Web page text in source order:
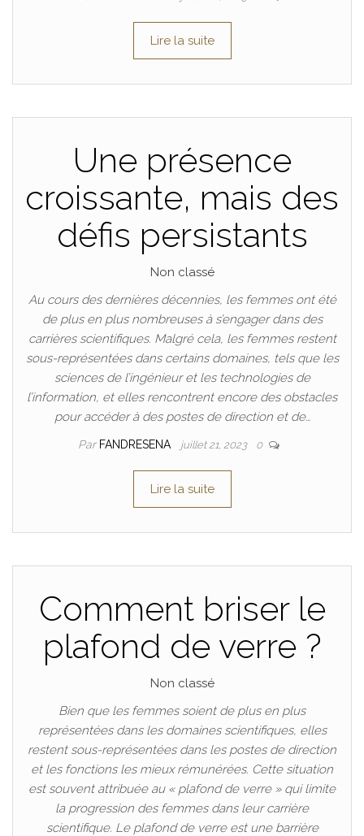
Lire la suite
Une présence
croissante, mais des
défis persistants
Non classé
Au cours des dernières décennies, les femmes ont été
de plus en plus nombreuses à s’engager dans des
carrières scientifiques. Malgré cela, les femmes restent
sous-représentées dans certains domaines, tels que les
sciences de l’ingénieur et les technologies de
l’information, et elles rencontrent encore des obstacles
pour accéder à des postes de direction et de…
Par FANDRESENA juillet 21, 2023 0
Lire la suite
Comment briser le
plafond de verre ?
Non classé
Bien que les femmes soient de plus en plus
représentées dans les domaines scientifiques, elles
restent sous-représentées dans les postes de direction
et les fonctions les mieux rémunérées. Cette situation
est souvent attribuée au « plafond de verre » qui limite
la progression des femmes dans leur carrière
scientifique. Le plafond de verre est une barrière